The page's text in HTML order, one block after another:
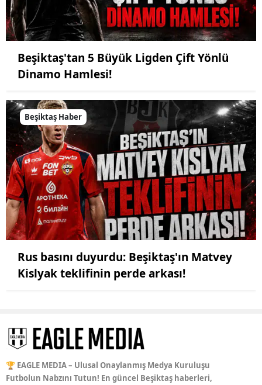
Beşiktaş'tan 5 Büyük Ligden Çift Yönlü
Dinamo Hamlesi!
Beşiktaş Haber
Rus basını duyurdu: Beşiktaş'ın Matvey
Kislyak teklifinin perde arkası!
🏆 EAGLE MEDIA – Ulusal Onaylanmış Medya Kuruluşu
Futbolun Nabzını Tutun! En güncel Beşiktaş haberleri,